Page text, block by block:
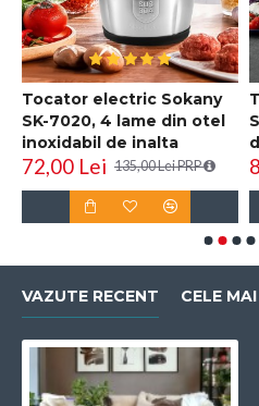
Tocator electric Sokany
SK-7020, 4 lame din otel
inoxidabil de inalta
calitate, 400 W, 2L,
72,00 Lei 135,00 Lei PRP
VAZUTE RECENT CELE